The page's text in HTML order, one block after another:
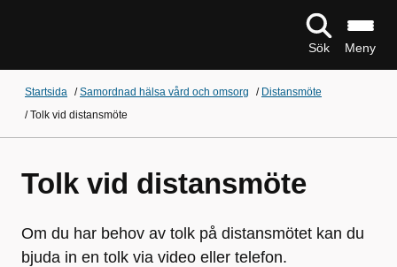
Sök Meny
Startsida /Samordnad hälsa vård och omsorg / Distansmöte
/Tolk vid distansmöte
Tolk vid distansmöte
Om du har behov av tolk på distansmötet kan du
bjuda in en tolk via video eller telefon.